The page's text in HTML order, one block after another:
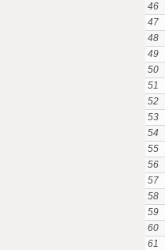
46
47
48
49
50
51
52
53
54
55
56
57
58
59
60
61